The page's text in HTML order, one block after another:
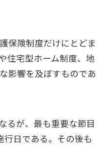
保険制度だけにとどま
住宅型ホーム制度、地
影響を及ぼすものであ
るが、最も重要な節目
行日である。その後も